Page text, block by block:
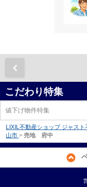
こだわり特集
値下げ物件特集
LIXIL不動産ショップ ジャス
山市 > 売地 府中